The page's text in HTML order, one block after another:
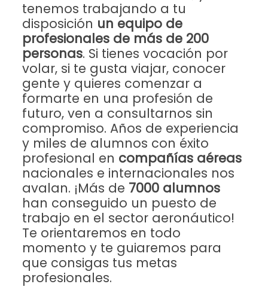
tenemos trabajando a tu
disposición un equipo de
profesionales de más de 200
personas. Si tienes vocación por
volar, si te gusta viajar, conocer
gente y quieres comenzar a
formarte en una profesión de
futuro, ven a consultarnos sin
compromiso. Años de experiencia
y miles de alumnos con éxito
profesional en compañías aéreas
nacionales e internacionales nos
avalan. ¡Más de 7000 alumnos
han conseguido un puesto de
trabajo en el sector aeronáutico!
Te orientaremos en todo
momento y te guiaremos para
que consigas tus metas
profesionales.